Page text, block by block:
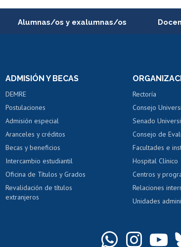
Alumnas/os y exalumnas/os
Consulta y certificado de notas
Servicio médico y dental
Pago de arancel y crédito alumnos
Pago de arancel y crédito exalumnos
Certificado de títulos y grados
ADMISIÓN Y BECAS
DEMRE
Postulaciones
Admisión especial
Aranceles y créditos
Becas y beneficios
Intercambio estudiantil
Oficina de Títulos y Grados
Revalidación de títulos
extranjeros
Rectoría
Consejo
Senado
Consejo de
Facultades e
Hospital Clínico
Centros y
Relaciones
Unidades